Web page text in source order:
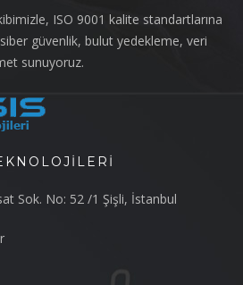
ISO 9001 kalite standartlarına
güvenlik, bulut yedekleme, veri
sunuyoruz.
Sok. No: 52 /1 Şişli, İstanbul